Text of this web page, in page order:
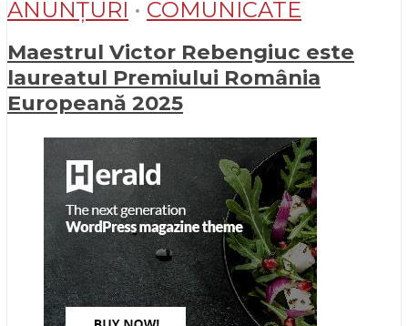
ANUNȚURI • COMUNICATE
Maestrul Victor Rebengiuc este
laureatul Premiului România
Europeană 2025